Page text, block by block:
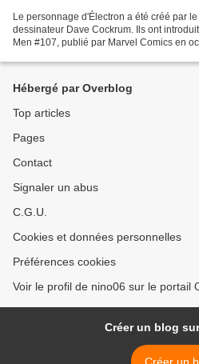
Le personnage d'Électron a été créé par
dessinateur Dave Cockrum. Ils ont
Men #107, publié par Marvel Comics en
Hébergé par Overblog
Top articles
Pages
Contact
Signaler un abus
C.G.U.
Cookies et données personnelles
Préférences cookies
Voir le profil de nino06 sur le portail
Créer un blog